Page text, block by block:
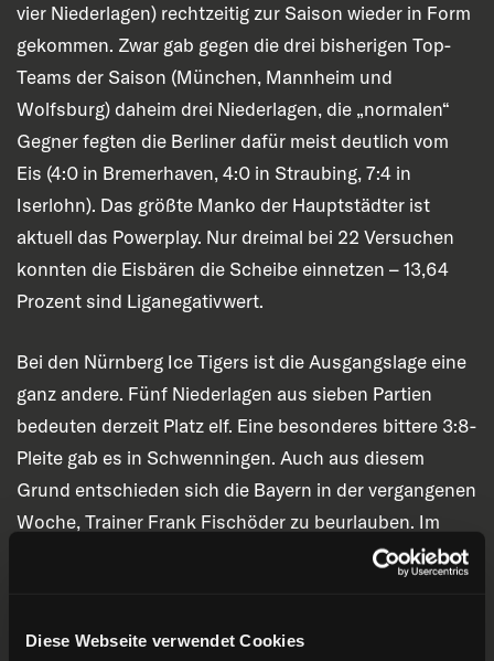
Diese Webseite verwendet Cookies
vier Niederlagen) rechtzeitig zur Saison wieder in Form
gekommen. Zwar gab gegen die drei bisherigen Top-
Teams der Saison (München, Mannheim und
Wolfsburg) daheim drei Niederlagen, die „normalen“
Gegner fegten die Berliner dafür meist deutlich vom
Eis (4:0 in Bremerhaven, 4:0 in Straubing, 7:4 in
Iserlohn). Das größte Manko der Hauptstädter ist
aktuell das Powerplay. Nur dreimal bei 22 Versuchen
konnten die Eisbären die Scheibe einnetzen – 13,64
Prozent sind Liganegativwert.
Bei den Nürnberg Ice Tigers ist die Ausgangslage eine
ganz andere. Fünf Niederlagen aus sieben Partien
bedeuten derzeit Platz elf. Eine besonderes bittere 3:8-
Pleite gab es in Schwenningen. Auch aus diesem
Grund entschieden sich die Bayern in der vergangenen
Woche, Trainer Frank Fischöder zu beurlauben. Im
ersten Spiel danach zeigte die Mannschaft den
erhofften Effekt und holte einen der beiden bisherigen
Größtes Problem der Ice Tigers ist bislang die